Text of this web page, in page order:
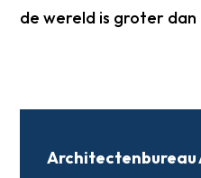
de wereld is groter dan
Architectenbureau